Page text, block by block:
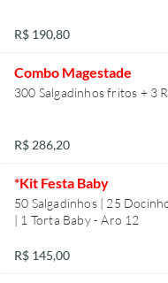
R$ 190,80
Combo Magestade
300
R$ 286,20
*Kit Festa Baby
50 Salgadinhos | 25
| 1 Torta Baby - Aro 12
R$ 145,00